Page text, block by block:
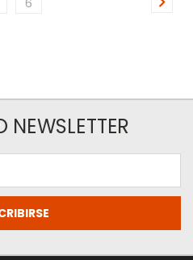
NEWSLETTER